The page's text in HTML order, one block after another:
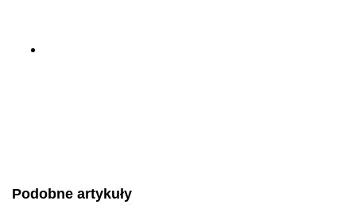
Podobne artykuły